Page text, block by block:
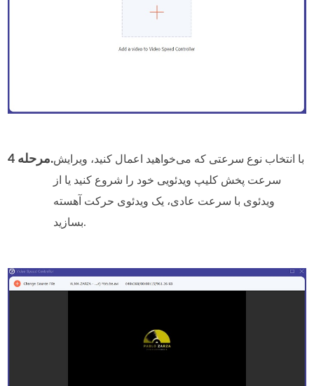
مرحله 4.با انتخاب نوع سرعتی که می‌خواهید اعمال کنید، ویرایش
سرعت پخش کلیپ ویدئویی خود را شروع کنید یا از
ویدئوی با سرعت عادی، یک ویدئوی حرکت آهسته
بسازید.